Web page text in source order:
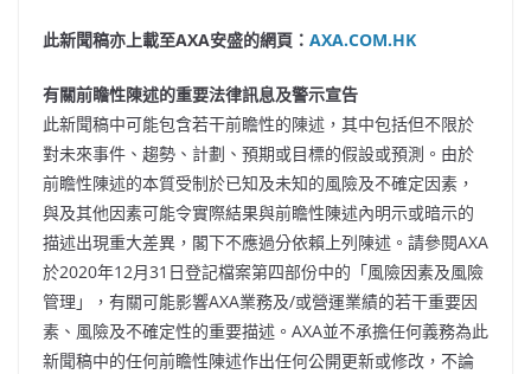
此新聞稿亦上載至AXA安盛的網頁： AXA.COM.HK
有關前瞻性陳述的重要法律訊息及警示宣告
此新聞稿中可能包含若干前瞻性的陳述，其中包括但不限於
對未來事件、趨勢、計劃、預期或目標的假設或預測。由於
前瞻性陳述的本質受制於已知及未知的風險及不確定因素，
與及其他因素可能令實際結果與前瞻性陳述內明示或暗示的
描述出現重大差異，閣下不應過分依賴上列陳述。請參閱AXA
於2020年12月31日登記檔案第四部份中的「風險因素及風險
管理」，有關可能影響AXA業務及/或營運業績的若干重要因
素、風險及不確定性的重要描述。AXA並不承擔任何義務為此
新聞稿中的任何前瞻性陳述作出任何公開更新或修改，不論